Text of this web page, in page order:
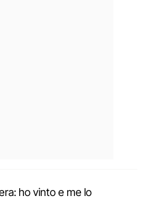
ho vinto e me lo